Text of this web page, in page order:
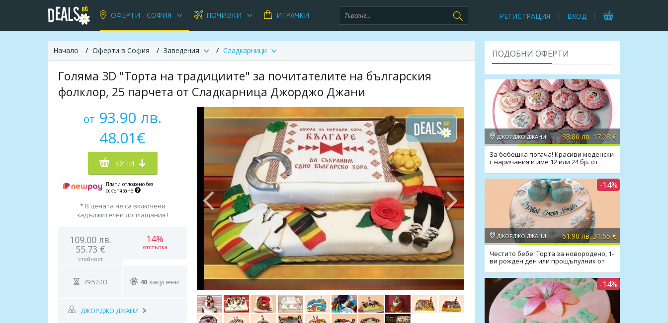
ОФЕРТИ - СОФИЯ ПОЧИВКИ ИГРАЧКИ РЕГИСТРАЦИЯ ВХОД
Начало Оферти в София Заведения Сладкарници
Голяма 3D "Торта на традициите" за почитателите на българския
фолклор, 25 парчета от Сладкарница Джорджо Джани
от 93.90 лв.
48.01€
КУПИ
Плати отложено без
оскъпяване
* В цената не са включени
задължителни доплащания !
109.00 лв.
55.73 €
стойност
14%
отстъпка
79:52:02 40 закупени
ДЖОРДЖО ДЖАНИ
ПОДОБНИ ОФЕРТИ
ДЖОРДЖО ДЖАНИ 33.80 лв. 17.28 €
За бебешка погача! Красиви меденски
с наричания и име 12 или 24 бр. от
-14%
ДЖОРДЖО ДЖАНИ 61.90 лв. 31.65 €
Честито бебе! Торта за новородено, 1-
ви рожден ден или прощъпулник от
-14%